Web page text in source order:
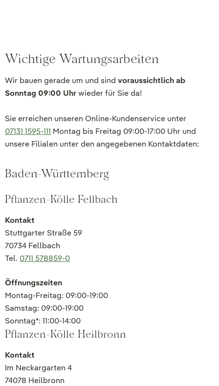
Wichtige Wartungsarbeiten
Wir bauen gerade um und sind voraussichtlich ab
Sonntag 09:00 Uhrwieder für Sie da!
Sie erreichen unseren Online-Kundenservice unter
07131 1595-111 Montag bis Freitag 09:00-17:00 Uhr und
unsere Filialen unter den angegebenen Kontaktdaten:
Baden-Württemberg
Pflanzen-Kölle Fellbach
Kontakt
Stuttgarter Straße 59
70734 Fellbach
Tel. 0711 578859-0
Öffnungszeiten
Montag-Freitag: 09:00-19:00
Samstag: 09:00-19:00
Sonntag*: 11:00-14:00
Pflanzen-Kölle Heilbronn
Kontakt
Im Neckargarten 4
74078 Heilbronn